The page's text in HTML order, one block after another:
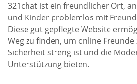
321chat ist ein freundlicher Ort,
und Kinder problemlos mit
Diese gut gepflegte Website
Weg zu finden, um online Freunde
Sicherheit streng ist und die
Unterstützung bieten.